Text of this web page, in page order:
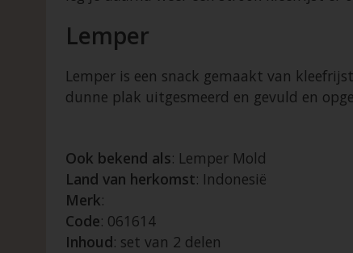
Lemper
Lemper is een snack gemaakt van
dunne plak uitgesmeerd en gevuld en
Ook bekend als: Lemper Mold
Land van herkomst: Indonesië
Merk:
Code: 061614
Inhoud: set van 2 delen